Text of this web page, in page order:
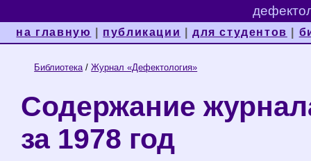
на главную публикации |для студентов
Библиотека/Журнал «Дефектология»
Содержание
за 1978 год